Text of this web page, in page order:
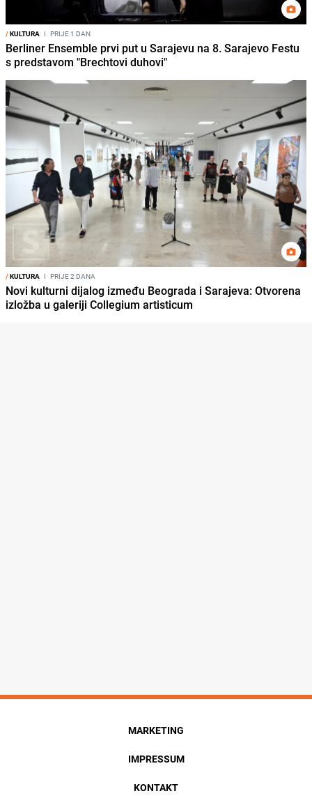
/KULTURA I PRIJE 1 DAN
Berliner Ensemble prvi put u Sarajevu na 8. Sarajevo Festu
s predstavom "Brechtovi duhovi"
/KULTURA I PRIJE 2 DANA
Novi kulturni dijalog između Beograda i Sarajeva: Otvorena
izložba u galeriji Collegium artisticum
MARKETING
IMPRESSUM
KONTAKT